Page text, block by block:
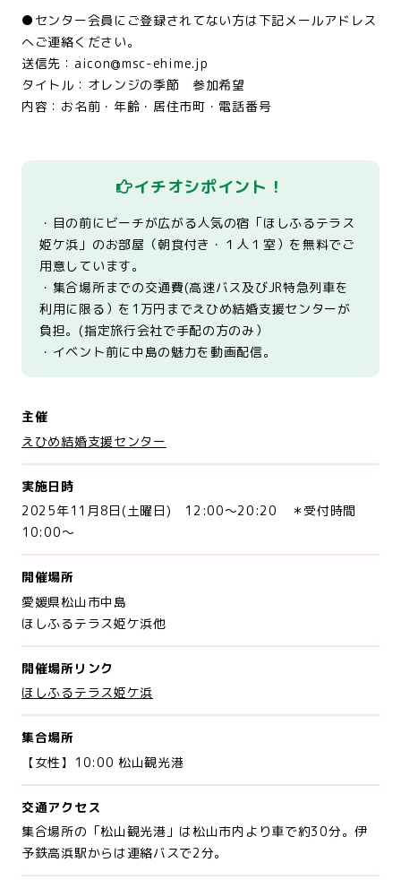
●センター会員にご登録されてない方は下記メールアドレス
へご連絡ください。
送信先：aicon@msc-ehime.jp
タイトル：オレンジの季節 参加希望
内容：お名前・年齢・居住市町・電話番号
イチオシポイント！
・目の前にビーチが広がる人気の宿「ほしふるテラス
姫ケ浜」のお部屋（朝食付き・１人１室）を無料でご
用意しています。
・集合場所までの交通費(高速バス及びJR特急列車を
利用に限る）を1万円までえひめ結婚支援センターが
負担。(指定旅行会社で手配の方のみ）
・イベント前に中島の魅力を動画配信。
主催
えひめ結婚支援センター
実施日時
2025年11月8日(土曜日) 12:00～20:20 ＊受付時間
10:00～
開催場所
愛媛県松山市中島
ほしふるテラス姫ケ浜他
開催場所リンク
ほしふるテラス姫ケ浜
集合場所
【女性】10:00 松山観光港
交通アクセス
集合場所の「松山観光港」は松山市内より車で約30分。伊
予鉄高浜駅からは連絡バスで2分。